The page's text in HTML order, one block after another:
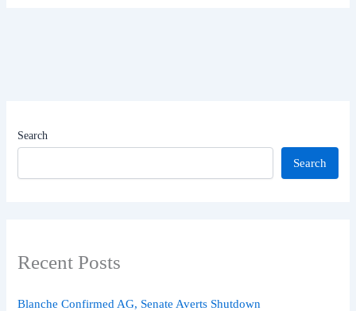
Search
Search
Recent Posts
Blanche Confirmed AG, Senate Averts Shutdown